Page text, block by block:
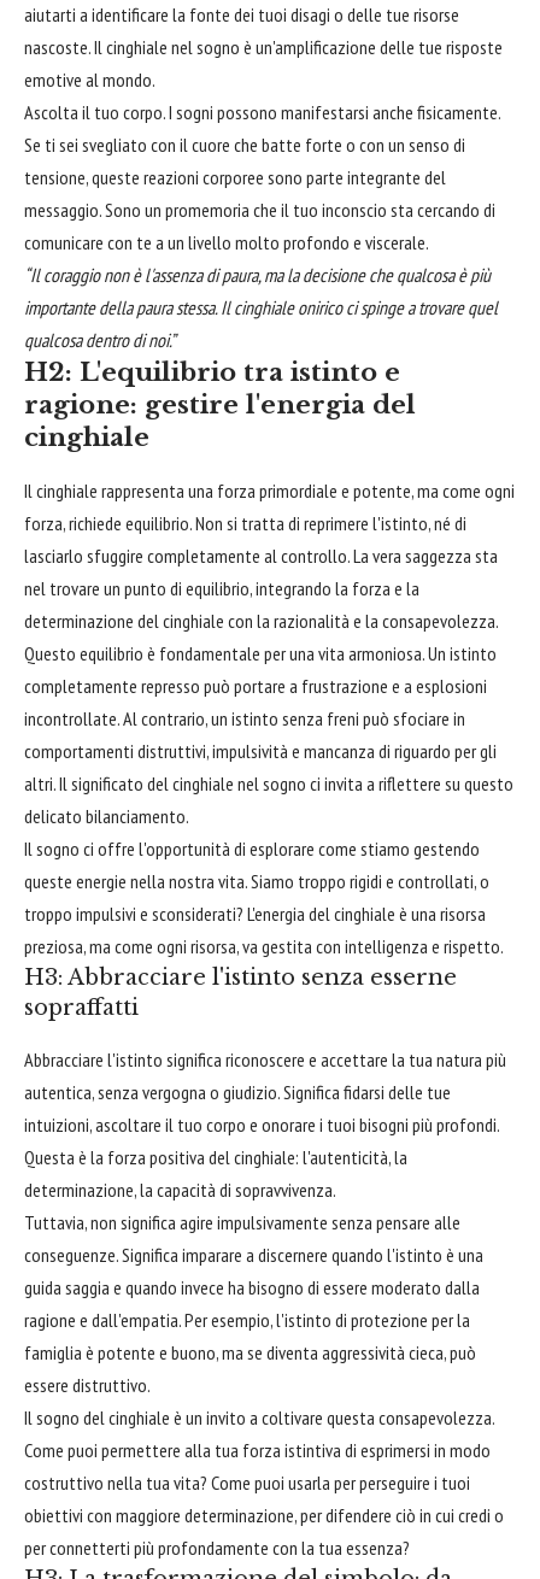
aiutarti a identificare la fonte dei tuoi disagi o delle tue risorse
nascoste. Il cinghiale nel sogno è un'amplificazione delle tue risposte
emotive al mondo.
Ascolta il tuo corpo. I sogni possono manifestarsi anche fisicamente.
Se ti sei svegliato con il cuore che batte forte o con un senso di
tensione, queste reazioni corporee sono parte integrante del
messaggio. Sono un promemoria che il tuo inconscio sta cercando di
comunicare con te a un livello molto profondo e viscerale.
“Il coraggio non è l'assenza di paura, ma la decisione che qualcosa è più
importante della paura stessa. Il cinghiale onirico ci spinge a trovare quel
qualcosa dentro di noi.”
H2: L'equilibrio tra istinto e
ragione: gestire l'energia del
cinghiale
Il cinghiale rappresenta una forza primordiale e potente, ma come ogni
forza, richiede equilibrio. Non si tratta di reprimere l'istinto, né di
lasciarlo sfuggire completamente al controllo. La vera saggezza sta
nel trovare un punto di equilibrio, integrando la forza e la
determinazione del cinghiale con la razionalità e la consapevolezza.
Questo equilibrio è fondamentale per una vita armoniosa. Un istinto
completamente represso può portare a frustrazione e a esplosioni
incontrollate. Al contrario, un istinto senza freni può sfociare in
comportamenti distruttivi, impulsività e mancanza di riguardo per gli
altri. Il significato del cinghiale nel sogno ci invita a riflettere su questo
delicato bilanciamento.
Il sogno ci offre l'opportunità di esplorare come stiamo gestendo
queste energie nella nostra vita. Siamo troppo rigidi e controllati, o
troppo impulsivi e sconsiderati? L'energia del cinghiale è una risorsa
preziosa, ma come ogni risorsa, va gestita con intelligenza e rispetto.
H3: Abbracciare l'istinto senza esserne
sopraffatti
Abbracciare l'istinto significa riconoscere e accettare la tua natura più
autentica, senza vergogna o giudizio. Significa fidarsi delle tue
intuizioni, ascoltare il tuo corpo e onorare i tuoi bisogni più profondi.
Questa è la forza positiva del cinghiale: l'autenticità, la
determinazione, la capacità di sopravvivenza.
Tuttavia, non significa agire impulsivamente senza pensare alle
conseguenze. Significa imparare a discernere quando l'istinto è una
guida saggia e quando invece ha bisogno di essere moderato dalla
ragione e dall'empatia. Per esempio, l'istinto di protezione per la
famiglia è potente e buono, ma se diventa aggressività cieca, può
essere distruttivo.
Il sogno del cinghiale è un invito a coltivare questa consapevolezza.
Come puoi permettere alla tua forza istintiva di esprimersi in modo
costruttivo nella tua vita? Come puoi usarla per perseguire i tuoi
obiettivi con maggiore determinazione, per difendere ciò in cui credi o
per connetterti più profondamente con la tua essenza?